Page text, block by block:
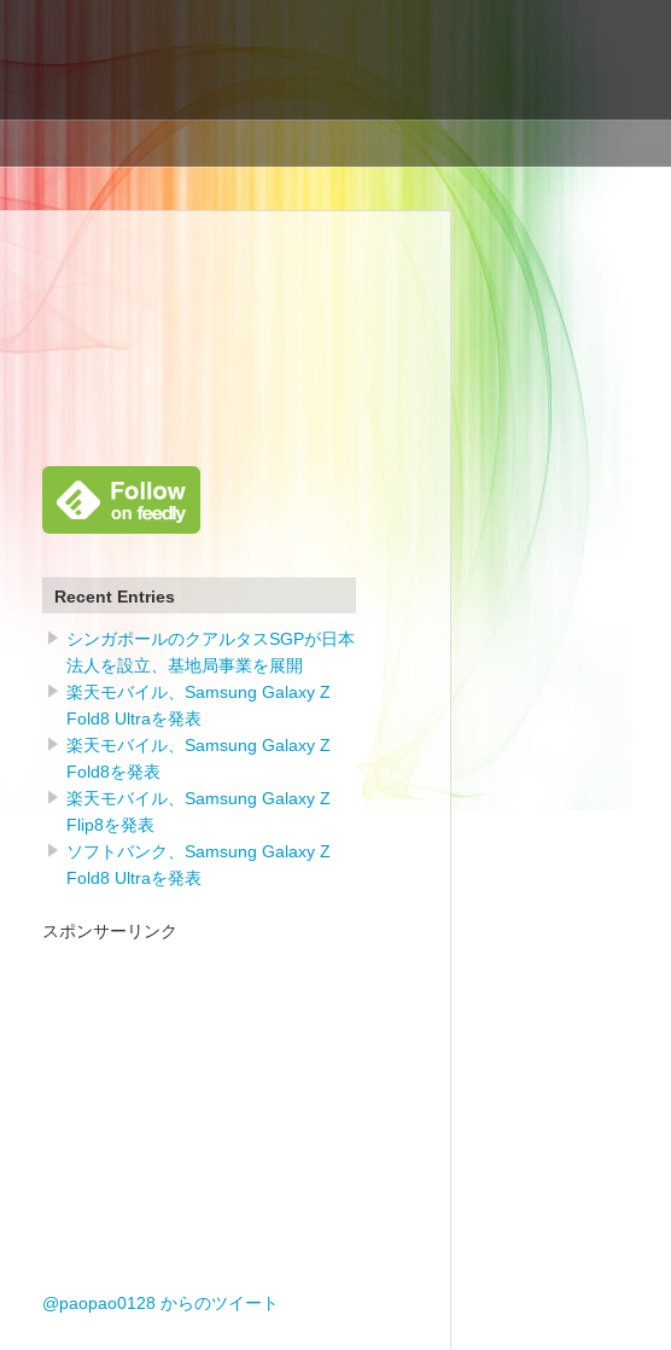
Recent Entries
シンガポールのクアルタスSGPが日本
法人を設立、基地局事業を展開
楽天モバイル、Samsung Galaxy Z
Fold8 Ultraを発表
楽天モバイル、Samsung Galaxy Z
Fold8を発表
楽天モバイル、Samsung Galaxy Z
Flip8を発表
ソフトバンク、Samsung Galaxy Z
Fold8 Ultraを発表
スポンサーリンク
@paopao0128 からのツイート